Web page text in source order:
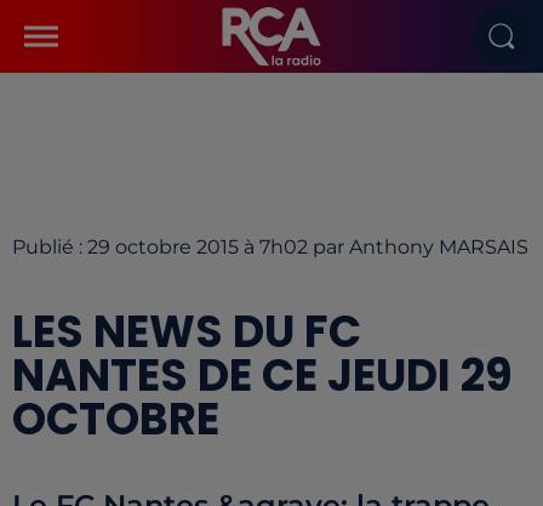
Publié : 29 octobre 2015 à 7h02 par Anthony MARSAIS
LES NEWS DU FC
NANTES DE CE JEUDI 29
OCTOBRE